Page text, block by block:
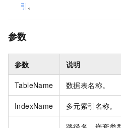
引 。
参数
参数 说明
TableName 数据表名称。
IndexName 多元索引名称。